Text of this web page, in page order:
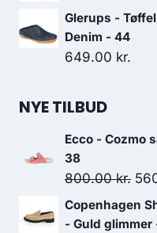
Glerups -
Denim - 44
649.00 kr.
NYE TILBUD
Ecco - Cozmo
38
800.00kr.
pris
Copenhagen
- Guld glimmer